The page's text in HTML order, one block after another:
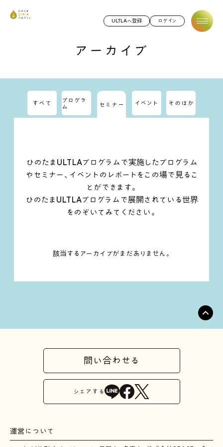
ひのたまULTLAプログラム
ULTLAへ登録 ログイン
アーカイブ
すべて
プログラ
ム
セミナー イベント そのほか
ひのたまULTLAプログラムで実施したプログラム
やセミナー、イベントのレポートをこの場で見るこ
とができます。
ひのたまULTLAプログラムで展開されている世界
をのぞいてみてください。
該当するアーカイブがまだありません。
問い合わせる
シェア する
運営について